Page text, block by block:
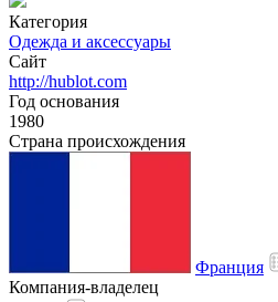
Категория
Одежда и аксессуары
Сайт
http://hublot.com
Год основания
1980
Страна происхождения
Франция
Компания-владелец